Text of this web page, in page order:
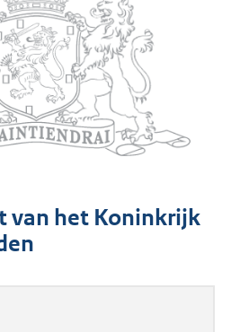
van het Koninkrijk